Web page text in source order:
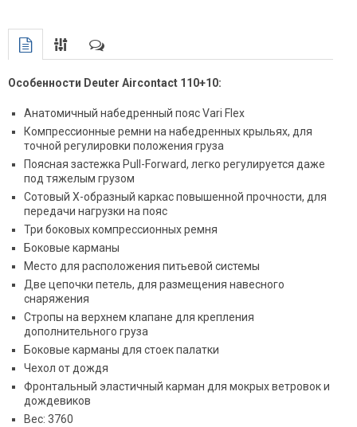
Особенности Deuter Aircontact 110+10:
Анатомичный набедренный пояс Vari Flex
Компрессионные ремни на набедренных крыльях, для
точной регулировки положения груза
Поясная застежка Pull-Forward, легко регулируется даже
под тяжелым грузом
Сотовый X-образный каркас повышенной прочности, для
передачи нагрузки на пояс
Три боковых компрессионных ремня
Боковые карманы
Место для расположения питьевой системы
Две цепочки петель, для размещения навесного
снаряжения
Стропы на верхнем клапане для крепления
дополнительного груза
Боковые карманы для стоек палатки
Чехол от дождя
Фронтальный эластичный карман для мокрых ветровок и
дождевиков
Вес: 3760